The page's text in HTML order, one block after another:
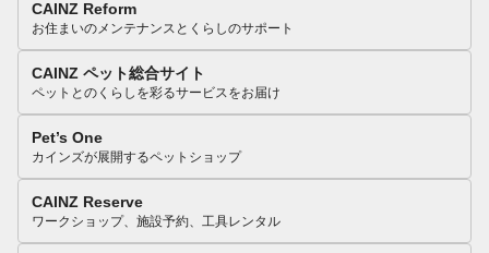
CAINZ Reform
お住まいのメンテナンスとくらしのサポート
CAINZ ペット総合サイト
ペットとのくらしを彩るサービスをお届け
Pet’s One
カインズが展開するペットショップ
CAINZ Reserve
ワークショップ、施設予約、工具レンタル